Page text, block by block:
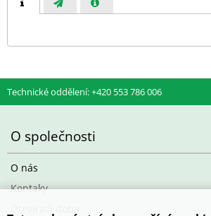
Technické oddělení: +420 553 786 006
O společnosti
O nás
Kontaky